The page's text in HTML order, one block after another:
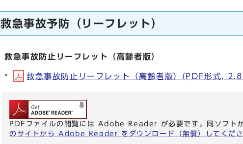
救急事故予防（リーフレット）
救急事故防止リーフレット（高齢者版）
救急事故防止リーフレット（高齢者版）(PDF形式,
PDFファイルの閲覧には Adobe Reader が必要です。同ソフト
のサイトから Adobe Reader をダウンロード（無償）してくださ